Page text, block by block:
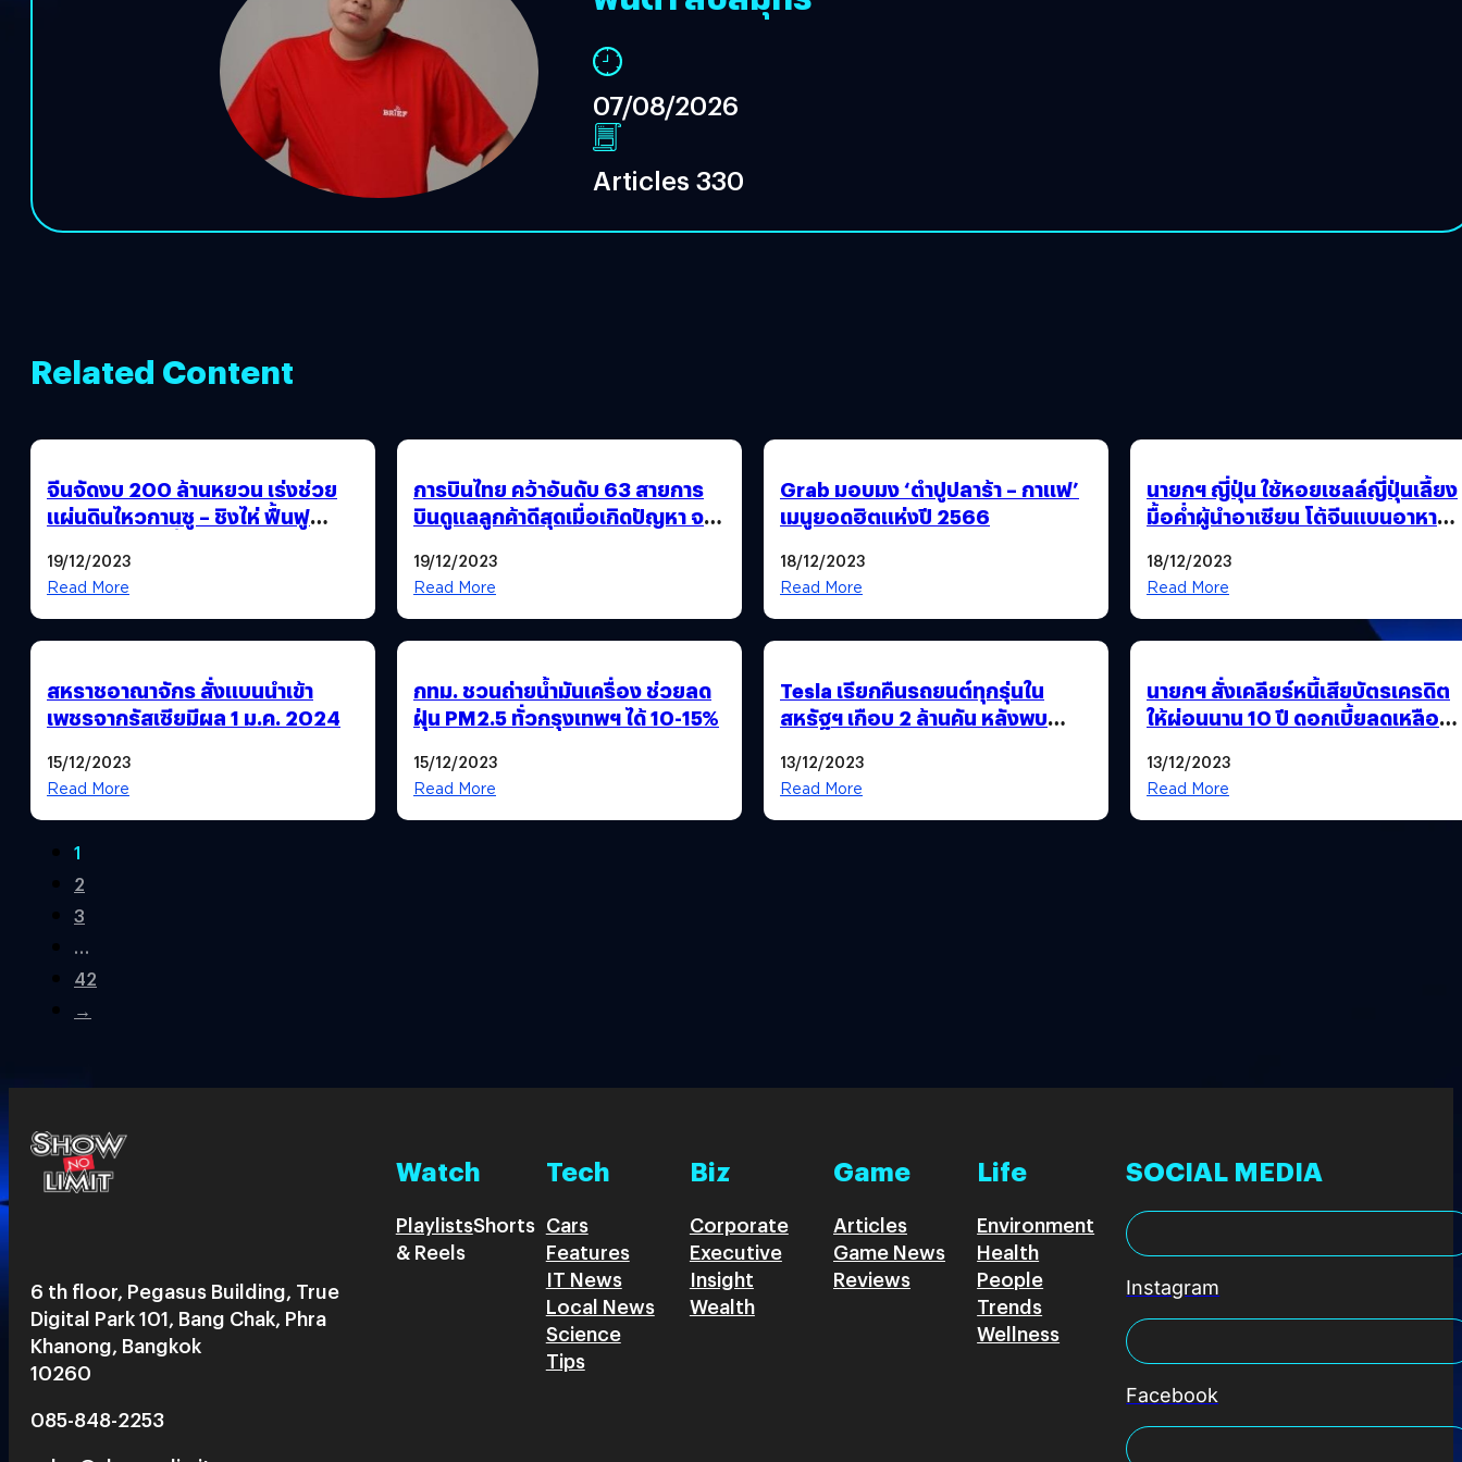
07/08/2026
Articles 330
Related Content
จีนจัดงบ 200 ล้านหยวน เร่งช่วย
แผ่นดินไหวกานซู – ชิงไห่ ฟื้นฟู
19/12/2023
Read More
การบินไทย คว้าอันดับ 63 สายการ
บินดูแลลูกค้าดีสุดเมื่อเกิดปัญหา จาก
19/12/2023
Read More
Grab มอบมง ‘ตำปูปลาร้า – กาแฟ’
เมนูยอดฮิตแห่งปี 2566
18/12/2023
Read More
นายกฯ ญี่ปุ่น ใช้หอยเชลล์ญี่ปุ่นเลี้ยง
มื้อค่ำผู้นำอาเซียน โต้จีนแบนอาหาร
18/12/2023
Read More
สหราชอาณาจักร สั่งแบนนำเข้า
เพชรจากรัสเซียมีผล 1 ม.ค. 2024
15/12/2023
Read More
กทม. ชวนถ่ายน้ำมันเครื่อง ช่วยลด
ฝุ่น PM2.5 ทั่วกรุงเทพฯ ได้ 10-15%
15/12/2023
Read More
Tesla เรียกคืนรถยนต์ทุกรุ่นใน
สหรัฐฯ เกือบ 2 ล้านคัน หลังพบ
13/12/2023
Read More
นายกฯ สั่งเคลียร์หนี้เสียบัตรเครดิต
ให้ผ่อนนาน 10 ปี ดอกเบี้ยลดเหลือ 3
13/12/2023
Read More
1
2
3
…
42
→
6 th floor, Pegasus Building, True
Digital Park 101, Bang Chak, Phra
Khanong, Bangkok
10260
085-848-2253
Watch
PlaylistsShorts
& Reels
Tech
Cars
Features
IT News
Local News
Science
Tips
Biz
Corporate
Executive
Insight
Wealth
Game
Articles
Game News
Reviews
Life
Environment
Health
People
Trends
Wellness
SOCIAL MEDIA
Instagram
Facebook